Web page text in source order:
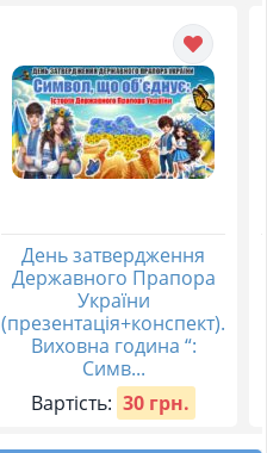
День затвердження
Державного Прапора
України
(презентація+конспект).
Виховна година “:
Симв...
Вартість: 30 грн.